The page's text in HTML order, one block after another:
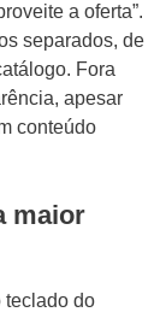
a oferta”.
separados, de
Fora
apesar
conteúdo
maior
teclado do